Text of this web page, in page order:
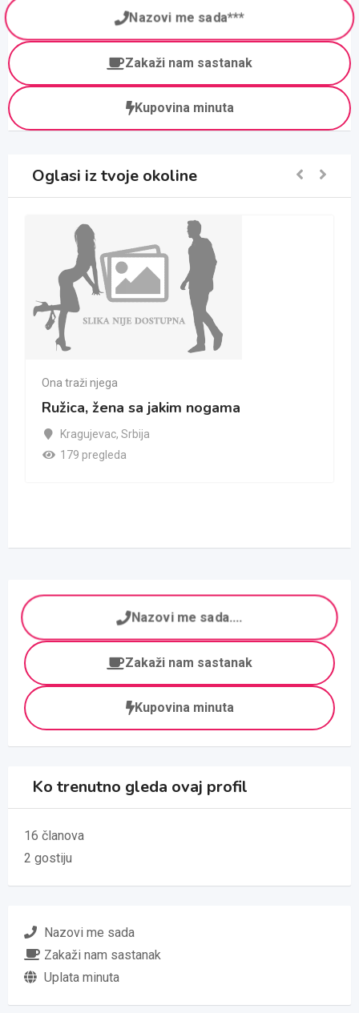
Nazovi me sada***
Zakaži nam sastanak
Kupovina minuta
Oglasi iz tvoje okoline
Ona traži njega
Ružica, žena sa jakim nogama
Kragujevac, Srbija
179 pregleda
Nazovi me sada....
Zakaži nam sastanak
Kupovina minuta
Ko trenutno gleda ovaj profil
16 članova
2 gostiju
Nazovi me sada
Zakaži nam sastanak
Uplata minuta